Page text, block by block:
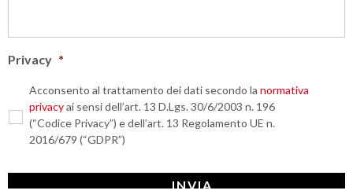
Privacy *
Acconsento al trattamento dei dati secondo la normativa
privacyai sensi dell’art. 13 D.Lgs. 30/6/2003 n. 196
(“Codice Privacy”) e dell’art. 13 Regolamento UE n.
2016/679 (“GDPR”)